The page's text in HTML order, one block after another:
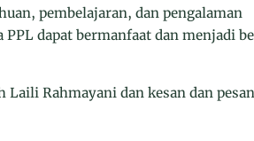
pembelajaran, dan pengalaman
dapat bermanfaat dan menjadi
Laili Rahmayani dan kesan dan